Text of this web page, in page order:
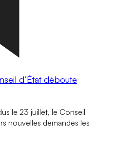
d’État déboute
le 23 juillet, le Conseil
nouvelles demandes les